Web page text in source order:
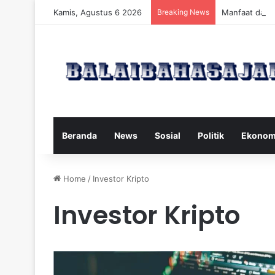
Kamis, Agustus 6 2026 Breaking News Manfaat dan
Beranda News Sosial Politik
Home / Investor Kripto
Investor Kripto